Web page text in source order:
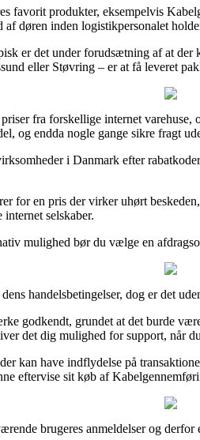
favorit produkter, eksempelvis
døren inden logistikpersonalet
er det under forudsætning af at
eller Støvring – er at få leveret
fra forskellige internet
og endda nogle gange sikre fragt
i Danmark efter
en pris der virker uhørt
selskaber.
mulighed bør du vælge en
handelsbetingelser, dog er det
godkendt, grundet at det burde
det dig mulighed for support, når
kan have indflydelse på
eftervise sit køb af
brugeres anmeldelser og